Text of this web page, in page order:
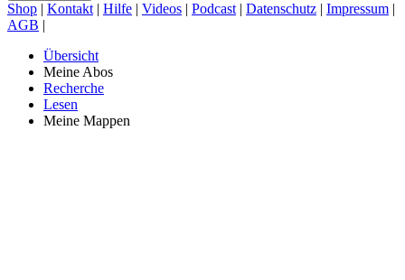
Shop | Kontakt | Hilfe | Videos | Podcast | Datenschutz | Impressum |
AGB |
Übersicht
Meine Abos
Recherche
Lesen
Meine Mappen